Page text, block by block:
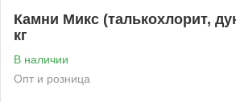
Камни Микс (талькохлорит,
кг
В наличии
Опт и розница